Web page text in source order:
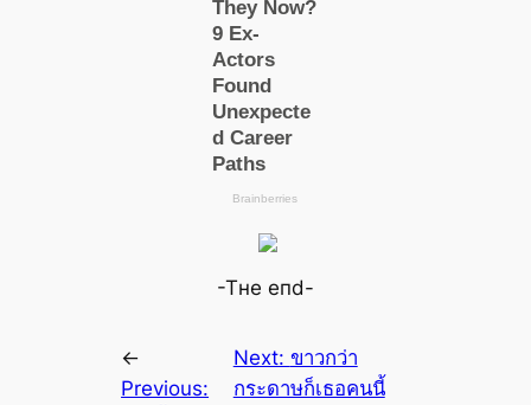
-Tнe eпd-
←
Previous:
Next: ขาวกว่า
กระดาษก็เธอคนนี้